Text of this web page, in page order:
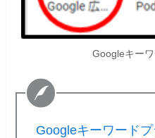
Googleキー
Googleキーワード